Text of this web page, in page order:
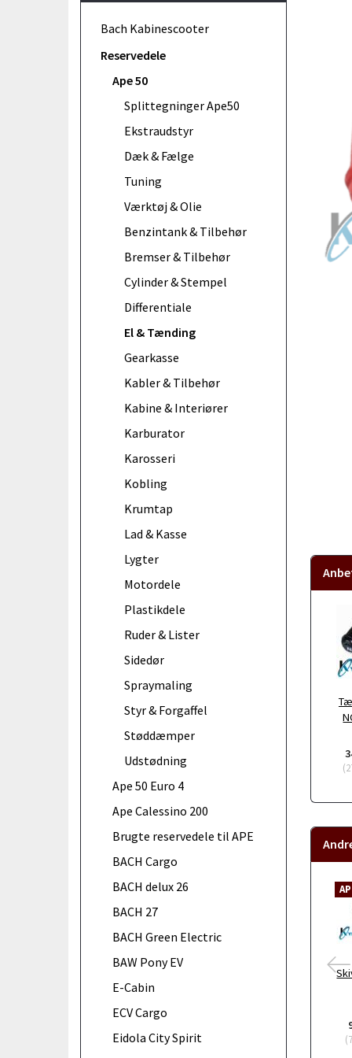
Bach Kabinescooter
Reservedele
Ape 50
Splittegninger Ape50
Ekstraudstyr
Dæk & Fælge
Tuning
Værktøj & Olie
Benzintank & Tilbehør
Bremser & Tilbehør
Cylinder & Stempel
Differentiale
El & Tænding
Gearkasse
Kabler & Tilbehør
Kabine & Interiører
Karburator
Karosseri
Kobling
Krumtap
Lad & Kasse
Lygter
Motordele
Plastikdele
Ruder & Lister
Sidedør
Spraymaling
Styr & Forgaffel
Støddæmper
Udstødning
Ape 50 Euro 4
Ape Calessino 200
Brugte reservedele til APE
BACH Cargo
BACH delux 26
BACH 27
BACH Green Electric
BAW Pony EV
E-Cabin
ECV Cargo
Eidola City Spirit
(
(